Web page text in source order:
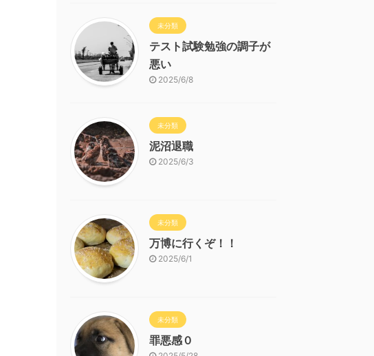
未分類
テスト試験勉強の調子が
悪い
2025/6/8
未分類
泥沼退職
2025/6/3
未分類
万博に行くぞ！！
2025/6/1
未分類
罪悪感０